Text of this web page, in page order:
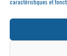
caractéristiques et